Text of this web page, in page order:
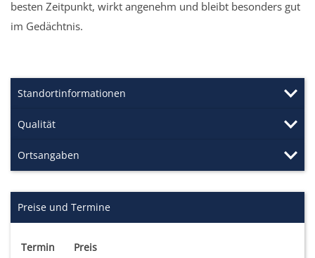
besten Zeitpunkt, wirkt angenehm und bleibt besonders gut
im Gedächtnis.
Standortinformationen
Qualität
Ortsangaben
Preise und Termine
Termin Preis